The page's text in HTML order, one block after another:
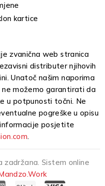
kartice
zvanična web stranica
distributer njihovih
Unatoč našim naporima
možemo garantirati da
u potpunosti točni. Ne
pogreške u opisu
posjetite
.
Sistem online